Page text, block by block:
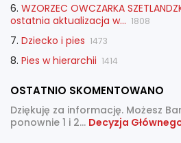
6. WZORZEC OWCZARKA
ostatnia aktualizacja w... 1808
7. Dziecko i pies 1473
8. Pies w hierarchii 1414
OSTATNIO SKOMENTOWANO
Dziękuję za informację. Możesz
ponownie 1 i 2... Decyzja